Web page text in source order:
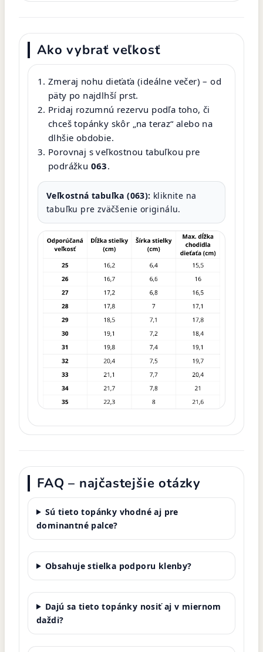
Ako vybrať veľkosť
Zmeraj nohu dieťaťa (ideálne večer) – od
päty po najdlhší prst.
Pridaj rozumnú rezervu podľa toho, či
chceš topánky skôr „na teraz“ alebo na
dlhšie obdobie.
Porovnaj s veľkostnou tabuľkou pre
podrážku 063.
Veľkostná tabuľka (063): kliknite na
tabuľku pre zväčšenie originálu.
FAQ – najčastejšie otázky
Sú tieto topánky vhodné aj pre
dominantné palce?
Obsahuje stielka podporu klenby?
Dajú sa tieto topánky nosiť aj v miernom
daždi?